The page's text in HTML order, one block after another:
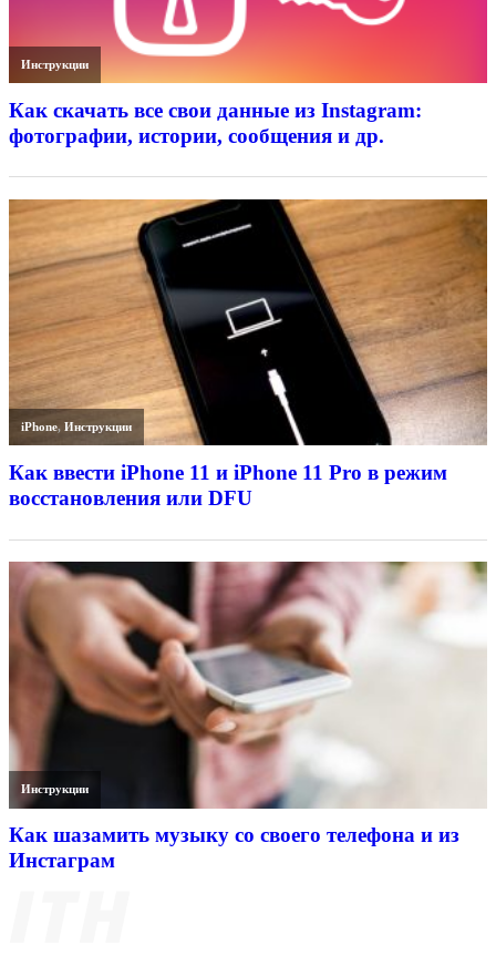
Инструкции
Как скачать все свои данные из Instagram:
фотографии, истории, сообщения и др.
iPhone,Инструкции
Как ввести iPhone 11 и iPhone 11 Pro в режим
восстановления или DFU
Инструкции
Как шазамить музыку со своего телефона и из
Инстаграм